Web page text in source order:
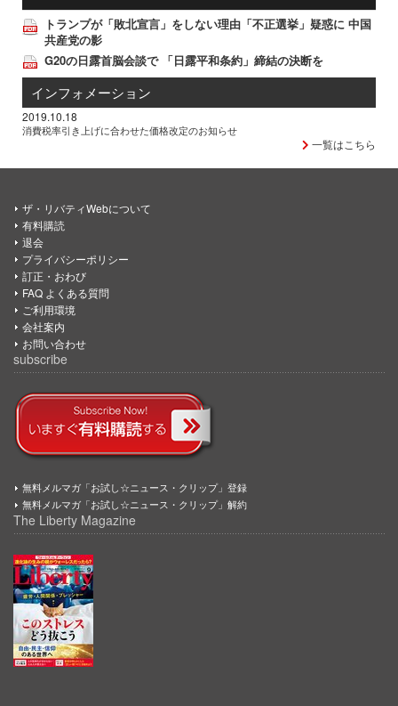
トランプが「敗北宣言」をしない理由「不正選挙」疑惑に 中国
共産党の影
G20の日露首脳会談で 「日露平和条約」締結の決断を
インフォメーション
2019.10.18
消費税率引き上げに合わせた価格改定のお知らせ
一覧はこちら
ザ・リバティWebについて
有料購読
退会
プライバシーポリシー
訂正・おわび
FAQ よくある質問
ご利用環境
会社案内
お問い合わせ
subscribe
無料メルマガ「お試し☆ニュース・クリップ」登録
無料メルマガ「お試し☆ニュース・クリップ」解約
The Liberty Magazine